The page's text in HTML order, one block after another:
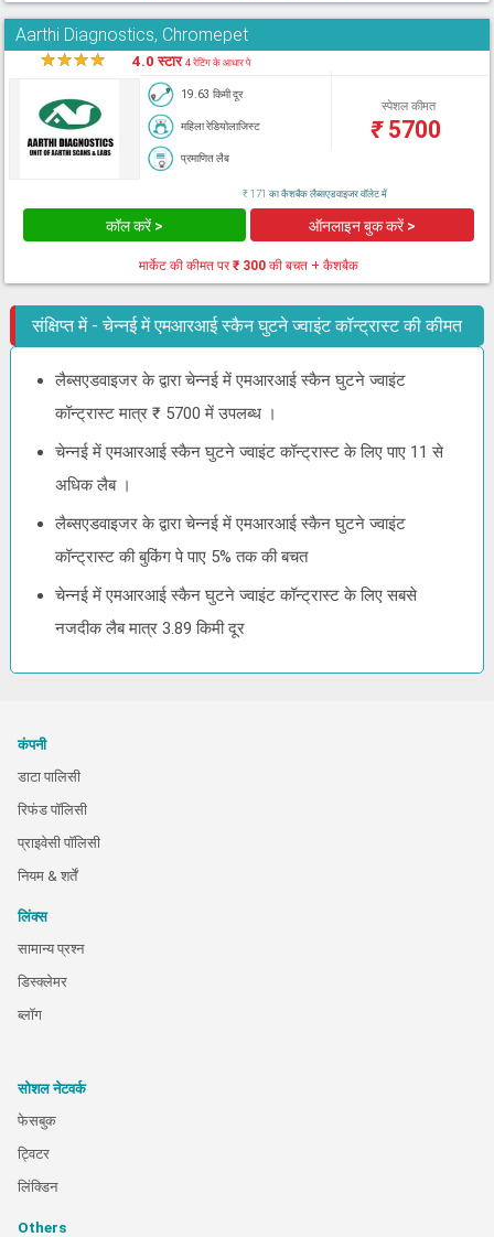
Aarthi Diagnostics, Chromepet
★★★★ 4.0 स्टार4 रेटिंग के आधार पे
19.63 किमी दूर
महिला रेडियोलाजिस्ट
प्रमाणित लैब
स्पेशल कीमत
₹5700
₹ 171 का कैशबैक लैब्सएडवाइजर वॉलेट में
कॉल करें > ऑनलाइन बुक करें >
मार्केट की कीमत पर₹ 300की बचत + कैशबैक
संक्षिप्त में - चेन्नई में एमआरआई स्कैन घुटने ज्वाइंट कॉन्ट्रास्ट की कीमत
लैब्सएडवाइजर के द्वारा चेन्नई में एमआरआई स्कैन घुटने ज्वाइंट
कॉन्ट्रास्ट मात्र ₹ 5700 में उपलब्ध ।
चेन्नई में एमआरआई स्कैन घुटने ज्वाइंट कॉन्ट्रास्ट के लिए पाए 11 से
अधिक लैब ।
लैब्सएडवाइजर के द्वारा चेन्नई में एमआरआई स्कैन घुटने ज्वाइंट
कॉन्ट्रास्ट की बुकिंग पे पाए 5% तक की बचत
चेन्नई में एमआरआई स्कैन घुटने ज्वाइंट कॉन्ट्रास्ट के लिए सबसे
नजदीक लैब मात्र 3.89 किमी दूर
कंपनी
डाटा पालिसी
रिफंड पॉलिसी
प्राइवेसी पॉलिसी
नियम & शर्तें
लिंक्स
सामान्य प्रश्न
डिस्क्लेमर
ब्लॉग
सोशल नेटवर्क
फेसबुक
ट्विटर
लिंक्डिन
Others